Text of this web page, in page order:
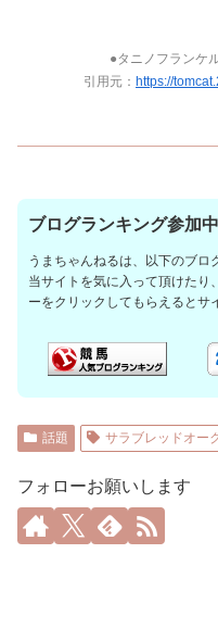
●タニノフランケ
引用元： https://
ブログランキング参加中
うまちゃんねるは、以下のブロ
当サイトを気に入って頂けたり
ーをクリックしてもらえるとサ
話題 サラブレッドオー
フォローお願いします